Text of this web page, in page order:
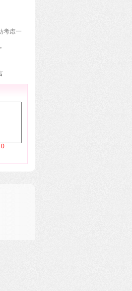
考虑一
0